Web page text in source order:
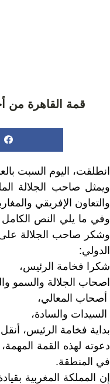
قمة القاهرة من
انطلقت، اليوم السبت
ويمثل صاحب الجلالة
والتعاون الإفريقي
وفي ما يلي النص
وشكر صاحب الجلالة
الدولي:
شكرا فخامة الرئيس،
اصحاب الجلالة والسمو
أصحاب المعالي،
السيدات والسادة،
بداية فخامة الرئيس،
دعوته لهذه القمة
في المنطقة.
إن المملكة المغربية